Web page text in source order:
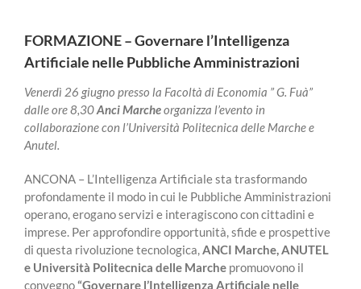
FORMAZIONE – Governare l’Intelligenza
Artificiale nelle Pubbliche Amministrazioni
Venerdì 26 giugno presso la Facoltà di Economia ” G. Fuà”
dalle ore 8,30Anci Marcheorganizza l’evento in
collaborazione con l’Università Politecnica delle Marche e
Anutel.
ANCONA – L’Intelligenza Artificiale sta trasformando
profondamente il modo in cui le Pubbliche Amministrazioni
operano, erogano servizi e interagiscono con cittadini e
imprese. Per approfondire opportunità, sfide e prospettive
di questa rivoluzione tecnologica,ANCI Marche,ANUTEL
e Università Politecnica delle Marche promuovono il
convegno“Governare l’Intelligenza Artificiale nelle